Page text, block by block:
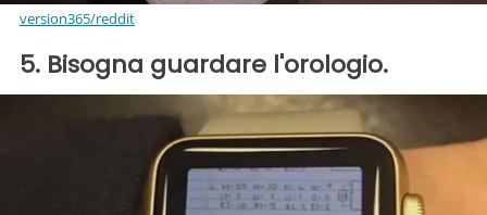
version365/reddit
5. Bisogna guardare l'orologio.